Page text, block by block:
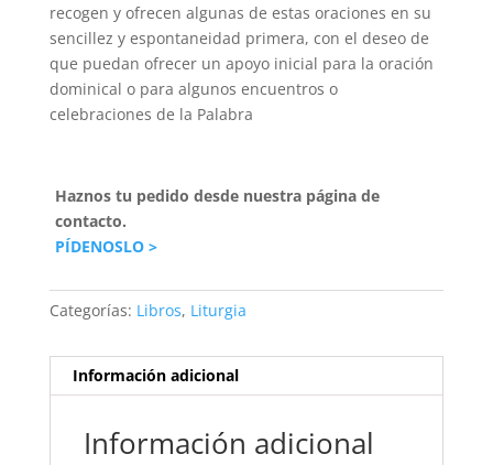
recogen y ofrecen algunas de estas oraciones en su
sencillez y espontaneidad primera, con el deseo de
que puedan ofrecer un apoyo inicial para la oración
dominical o para algunos encuentros o
celebraciones de la Palabra
Haznos tu pedido desde nuestra página de
contacto.
PÍDENOSLO >
Categorías: Libros, Liturgia
Información adicional
Información adicional